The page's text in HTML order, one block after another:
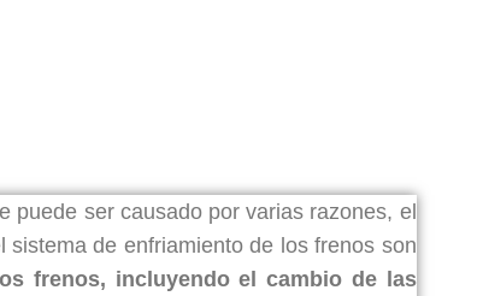
puede ser causado por varias razones, el
de enfriamiento de los frenos son
frenos, incluyendo el cambio de las